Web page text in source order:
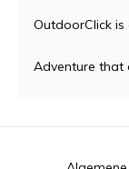
OutdoorClick is
Adventure that